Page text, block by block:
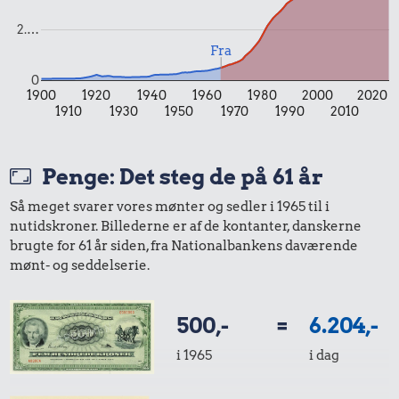
2,86 kr.
Komfur 1,19 kr.
2,05 kr.
1900
1910
1920
1930
1940
1950
1960
1970
1980
1990
2000
2010
2020
0
2.…
Fra
Penge: Det steg de på 61 år
Så meget svarer vores mønter og sedler i 1965 til i
nutidskroner. Billederne er af de kontanter, danskerne
brugte for 61 år siden, fra Nationalbankens daværende
mønt- og seddelserie.
500,-
i 1965
= 6.204,-
i dag